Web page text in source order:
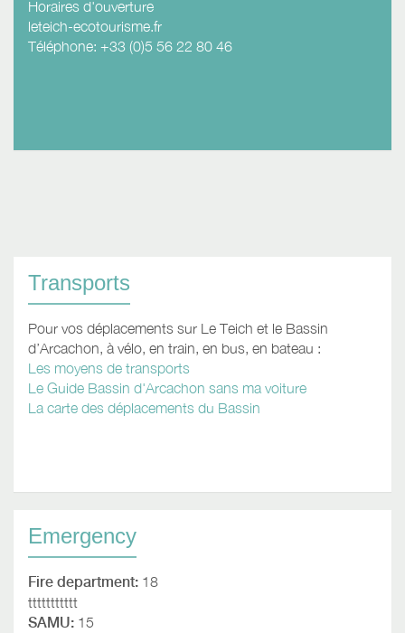
Horaires d'ouverture
leteich-ecotourisme.fr
Téléphone: +33 (0)5 56 22 80 46
Transports
Pour vos déplacements sur Le Teich et le Bassin
d’Arcachon, à vélo, en train, en bus, en bateau :
Les moyens de transports
Le Guide Bassin d'Arcachon sans ma voiture
La carte des déplacements du Bassin
Emergency
Fire department: 18
ttttttttttt
SAMU: 15